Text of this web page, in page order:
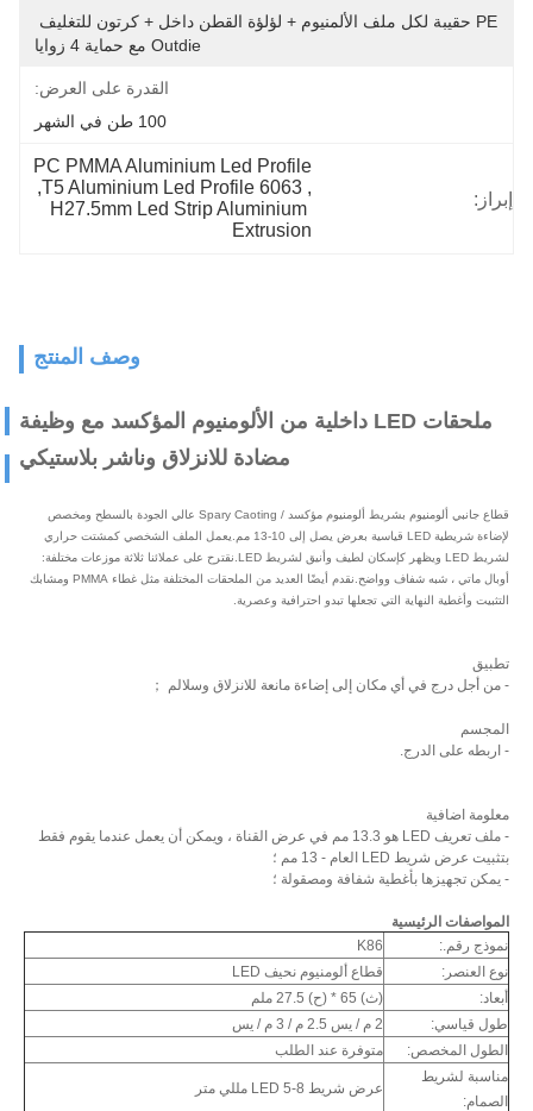
Outdie مع حماية 4 زوايا
القدرة على العرض:
100 طن في الشهر
إبراز:
PC PMMA Aluminium Led Profile
,
6063 T5 Aluminium Led Profile
,
H27.5mm Led Strip Aluminium
Extrusion
وصف المنتج
ملحقات LED داخلية من الألومنيوم المؤكسد مع وظيفة
مضادة للانزلاق وناشر بلاستيكي
قطاع جانبي ألومنيوم بشريط ألومنيوم مؤكسد / Spary Caoting عالي الجودة بالسطح ومخصص
لإضاءة شريطية LED قياسية بعرض يصل إلى 10-13 مم.يعمل الملف الشخصي كمشتت حراري
لشريط LED ويظهر كإسكان لطيف وأنيق لشريط LED.نقترح على عملائنا ثلاثة موزعات مختلفة:
أوبال ماتي ، شبه شفاف وواضح.نقدم أيضًا العديد من الملحقات المختلفة مثل غطاء PMMA ومشابك
التثبيت وأغطية النهاية التي تجعلها تبدو احترافية وعصرية.
تطبيق
- من أجل درج في أي مكان إلى إضاءة مانعة للانزلاق وسلالم ；
المجسم
- اربطه على الدرج.
معلومة اضافية
- ملف تعريف LED هو 13.3 مم في عرض القناة ، ويمكن أن يعمل عندما يقوم فقط
بتثبيت عرض شريط LED العام - 13 مم ؛
- يمكن تجهيزها بأغطية شفافة ومصقولة ؛
المواصفات الرئيسية
نموذج رقم.:
K86
نوع العنصر:
قطاع ألومنيوم نحيف LED
أبعاد:
(ث) 65 * (ح) 27.5 ملم
طول قياسي:
الطول المخصص:
متوفرة عند الطلب
مناسبة لشريط
الصمام:
عرض شريط LED 5-8 مللي متر